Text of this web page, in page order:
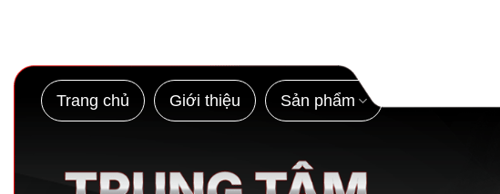
dung
Trang chủ Giới thiệu Sản phẩm